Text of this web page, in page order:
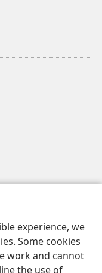
experience, we
Some cookies
work and cannot
the use of